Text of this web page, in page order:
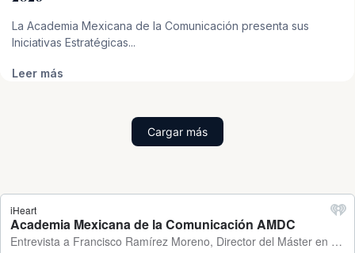
La Academia Mexicana de la Comunicación presenta sus
Iniciativas Estratégicas...
Leer más
Cargar más